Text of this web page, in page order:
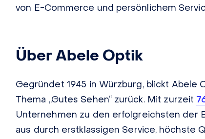
von E-Commerce und persönlichem
Über Abele Optik
Gegründet 1945 in Würzburg, blickt Abele
Thema „Gutes Sehen“ zurück. Mit zurzeit
Unternehmen zu den erfolgreichsten der
aus durch erstklassigen Service, höchste